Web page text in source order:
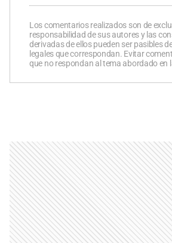
Los comentarios realizados son de
responsabilidad de sus autores y las
derivadas de ellos pueden ser pasibles
legales que correspondan. Evitar
que no respondan al tema abordado en